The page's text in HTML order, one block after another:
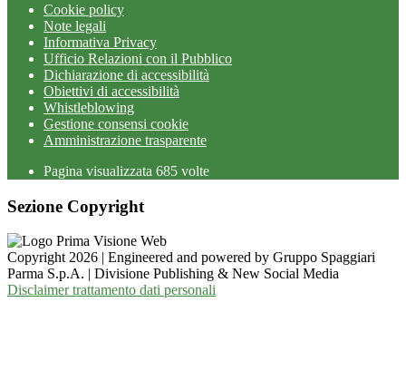
Cookie policy
Note legali
Informativa Privacy
Ufficio Relazioni con il Pubblico
Dichiarazione di accessibilità
Obiettivi di accessibilità
Whistleblowing
Gestione consensi cookie
Amministrazione trasparente
Pagina visualizzata 685 volte
Sezione Copyright
Copyright 2026 | Engineered and powered by Gruppo Spaggiari
Parma S.p.A. | Divisione Publishing & New Social Media
Disclaimer trattamento dati personali